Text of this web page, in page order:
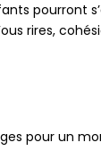
pourront
rires,
pour un